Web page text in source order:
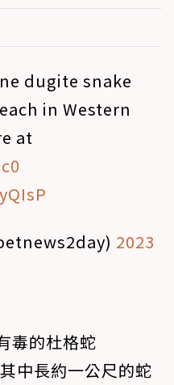
dugite snake
in Western
at
2023
毒的杜格蛇
中長約一公尺的蛇